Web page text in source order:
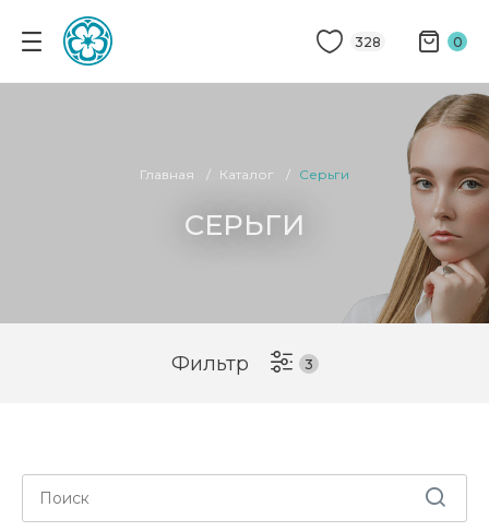
328 0
Главная Каталог Серьги
СЕРЬГИ
Фильтр 3